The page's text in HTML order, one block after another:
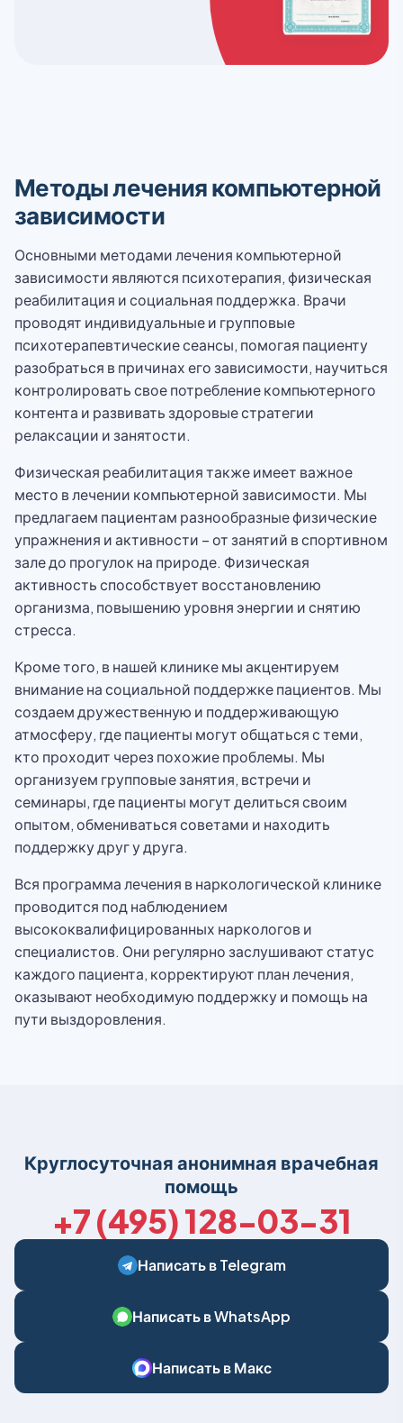
Методы лечения компьютерной
зависимости
Основными методами лечения компьютерной
зависимости являются психотерапия, физическая
реабилитация и социальная поддержка. Врачи
проводят индивидуальные и групповые
психотерапевтические сеансы, помогая пациенту
разобраться в причинах его зависимости, научиться
контролировать свое потребление компьютерного
контента и развивать здоровые стратегии
релаксации и занятости.
Физическая реабилитация также имеет важное
место в лечении компьютерной зависимости. Мы
предлагаем пациентам разнообразные физические
упражнения и активности – от занятий в спортивном
зале до прогулок на природе. Физическая
активность способствует восстановлению
организма, повышению уровня энергии и снятию
стресса.
Кроме того, в нашей клинике мы акцентируем
внимание на социальной поддержке пациентов. Мы
создаем дружественную и поддерживающую
атмосферу, где пациенты могут общаться с теми,
кто проходит через похожие проблемы. Мы
организуем групповые занятия, встречи и
семинары, где пациенты могут делиться своим
опытом, обмениваться советами и находить
поддержку друг у друга.
Вся программа лечения в наркологической клинике
проводится под наблюдением
высококвалифицированных наркологов и
специалистов. Они регулярно заслушивают статус
каждого пациента, корректируют план лечения,
оказывают необходимую поддержку и помощь на
пути выздоровления.
Круглосуточная анонимная врачебная
помощь
+7 (495) 128-03-31
Написать в Telegram
Написать в WhatsApp
Написать в Макс